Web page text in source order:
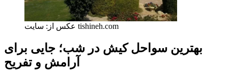
عکس از: سایت tishineh.com
بهترین سواحل کیش در شب؛ جایی برای
آرامش و تفریح